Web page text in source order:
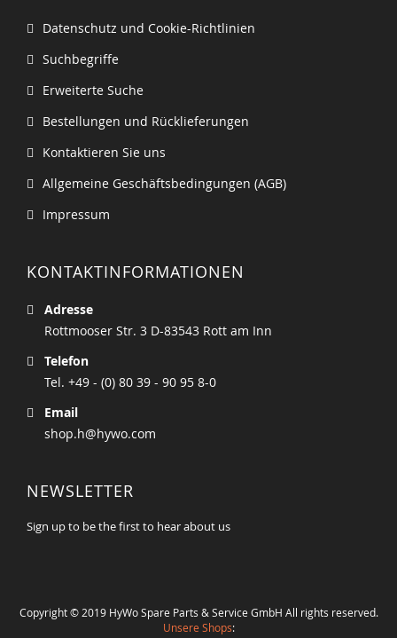
Datenschutz und Cookie-Richtlinien
Suchbegriffe
Erweiterte Suche
Bestellungen und Rücklieferungen
Kontaktieren Sie uns
Allgemeine Geschäftsbedingungen (AGB)
Impressum
KONTAKTINFORMATIONEN
Adresse
Rottmooser Str. 3 D-83543 Rott am Inn
Telefon
Tel. +49 - (0) 80 39 - 90 95 8-0
Email
shop.h@hywo.com
NEWSLETTER
Sign up to be the first to hear about us
Copyright © 2019 HyWo Spare Parts & Service GmbH All rights reserved.
Unsere Shops: